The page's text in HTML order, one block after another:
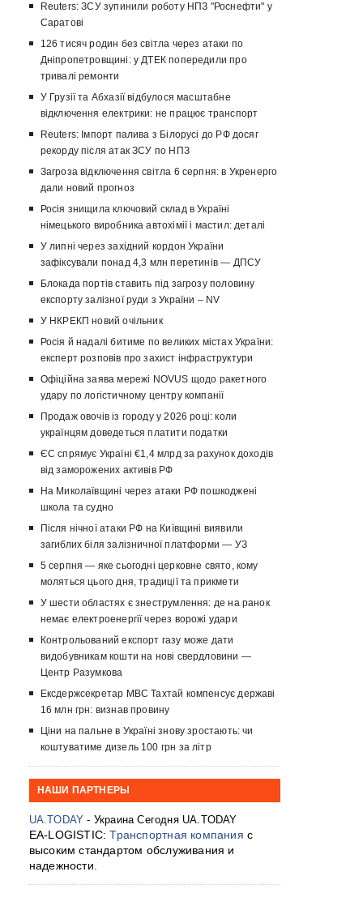
Reuters: ЗСУ зупинили роботу НПЗ "Роснефти" у
Саратові
126 тисяч родин без світла через атаки по
Дніпропетровщині: у ДТЕК попередили про
тривалі ремонти
У Грузії та Абхазії відбулося масштабне
відключення електрики: не працює транспорт
Reuters: Імпорт палива з Білорусі до РФ досяг
рекорду після атак ЗСУ по НПЗ
Загроза відключення світла 6 серпня: в Укренерго
дали новий прогноз
Росія знищила ключовий склад в Україні
німецького виробника автохімії і мастил: деталі
У липні через західний кордон України
зафіксували понад 4,3 млн перетинів — ДПСУ
Блокада портів ставить під загрозу половину
експорту залізної руди з України – NV
У НКРЕКП новий очільник
Росія й надалі битиме по великих містах України:
експерт розповів про захист інфраструктури
Офіційна заява мережі NOVUS щодо ракетного
удару по логістичному центру компанії
Продаж овочів із городу у 2026 році: коли
українцям доведеться платити податки
ЄС спрямує Україні €1,4 млрд за рахунок доходів
від заморожених активів РФ
На Миколаївщині через атаки РФ пошкоджені
школа та судно
Після нічної атаки РФ на Київщині виявили
загиблих біля залізничної платформи — УЗ
5 серпня — яке сьогодні церковне свято, кому
моляться цього дня, традиції та прикмети
У шести областях є знеструмлення: де на ранок
немає електроенергії через ворожі удари
Контрольований експорт газу може дати
видобувникам кошти на нові свердловини —
Центр Разумкова
Ексдержсекретар МВС Тахтай компенсує державі
16 млн грн: визнав провину
Ціни на пальне в Україні знову зростають: чи
коштуватиме дизель 100 грн за літр
НАШИ ПАРТНЕРЫ
UA.TODAY - Украина Сегодня UA.TODAY
EA-LOGISTIC:Транспортная компания с
высоким стандартом обслуживания и
надежности.